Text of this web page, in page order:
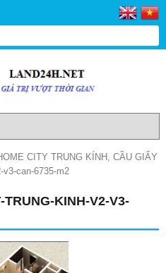
CITY TRUNG KÍNH, CẦU GIẤY
v3-can-6735-m2
TRUNG-KINH-V2-V3-